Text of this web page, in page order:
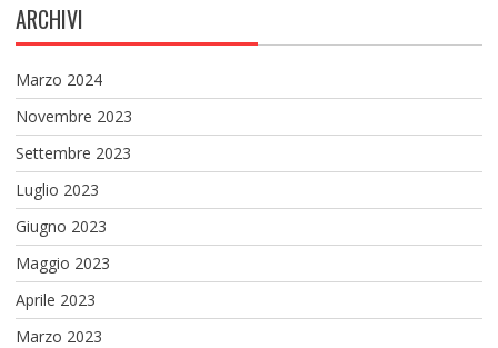
ARCHIVI
Marzo 2024
Novembre 2023
Settembre 2023
Luglio 2023
Giugno 2023
Maggio 2023
Aprile 2023
Marzo 2023